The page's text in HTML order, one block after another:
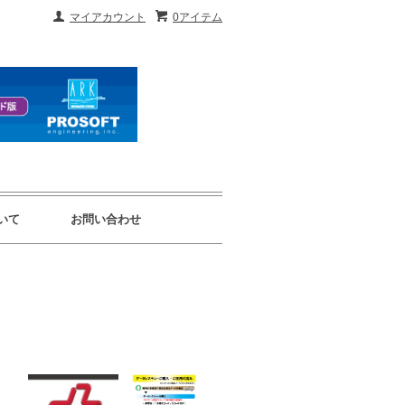
0アイテム
マイアカウント
て お問い合わせ